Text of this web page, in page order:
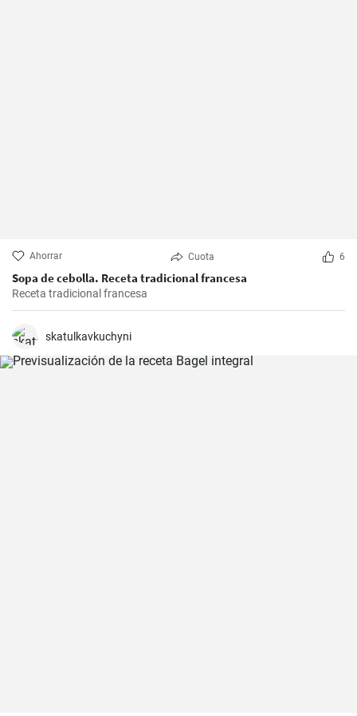
Ahorrar Cuota 6
Sopa de cebolla. Receta tradicional francesa
Receta tradicional francesa
skatulkavkuchyni